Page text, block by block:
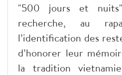
"500 jours et
recherche, au
l’identification des
d’honorer leur
la tradition